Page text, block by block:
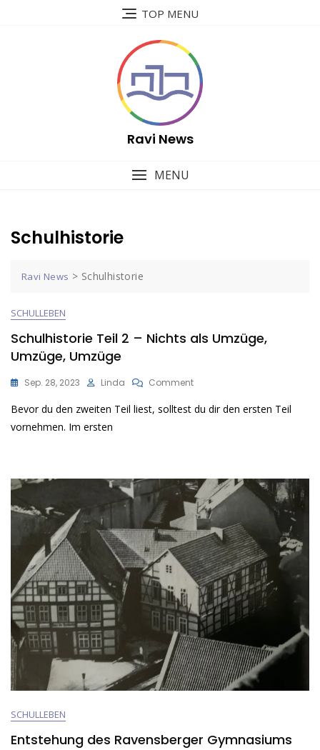
TOP MENU
Ravi News
MENU
Schulhistorie
Ravi News > Schulhistorie
SCHULLEBEN
Schulhistorie Teil 2 – Nichts als Umzüge,
Umzüge, Umzüge
Sep. 28, 2023 Linda CommentOn
Teil
Umzüge,
Umzüge,
Umzüge
Bevor du den zweiten Teil liest, solltest du dir den ersten Teil
vornehmen. Im ersten
SCHULLEBEN
Entstehung des Ravensberger Gymnasiums